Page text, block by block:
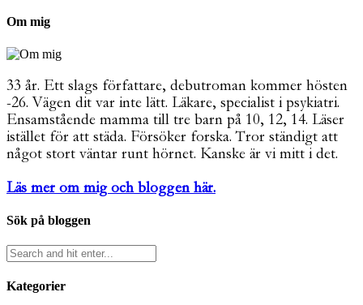
Om mig
33 år. Ett slags författare, debutroman kommer hösten
-26. Vägen dit var inte lätt. Läkare, specialist i psykiatri.
Ensamstående mamma till tre barn på 10, 12, 14. Läser
istället för att städa. Försöker forska. Tror ständigt att
något stort väntar runt hörnet. Kanske är vi mitt i det.
Läs mer om mig och bloggen här.
Sök på bloggen
Kategorier